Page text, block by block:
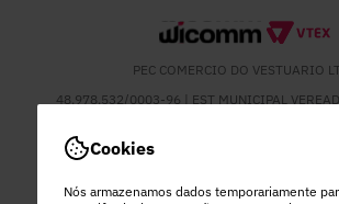
Cookies
Nós armazenamos dados temporariamente
PEC COMERCIO DO VESTUARIO
48.978.532/0003-96 | EST MUNICIPAL